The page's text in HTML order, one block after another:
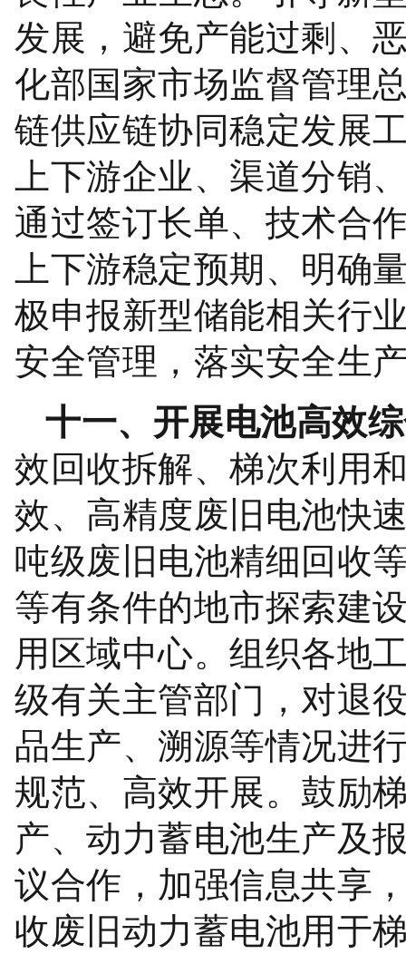
发展，避免产能过剩、
化部国家市场监督管理
链供应链协同稳定发展
上下游企业、渠道分销
通过签订长单、技术合
上下游稳定预期、明确
极申报新型储能相关行
安全管理，落实安全生
十一、开展电池高效
效回收拆解、梯次利用
效、高精度废旧电池快
吨级废旧电池精细回收
等有条件的地市探索建
用区域中心。组织各地
级有关主管部门，对退
品生产、溯源等情况进
规范、高效开展。鼓励
产、动力蓄电池生产及
议合作，加强信息共享
收废旧动力蓄电池用于